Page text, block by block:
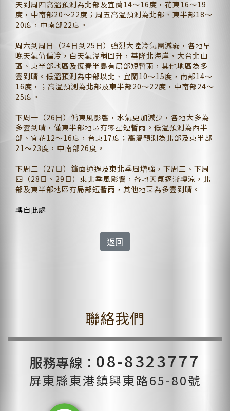
天到周四高溫預測為北部及宜蘭14～16度，花東16～19
度，中南部20～22度；周五高溫預測為北部、東半部18～
20度，中南部22度。
周六到周日（24日到25日）強烈大陸冷氣團減弱，各地早
晚天氣仍偏冷，白天氣溫稍回升，基隆北海岸、大台北山
區、東半部地區及恆春半島有局部短暫雨，其他地區為多
雲到晴。低溫預測為中部以北、宜蘭10～15度，南部14～
16度，；高溫預測為北部及東半部20～22度，中南部24～
25度。
下周一（26日）偏東風影響，水氣更加減少，各地大多為
多雲到晴，僅東半部地區有零星短暫雨。低溫預測為西半
部、宜花12～16度，台東17度；高溫預測為北部及東半部
21～23度，中南部26度。
下周二（27日）鋒面通過及東北季風增強，下周三、下周
四（28日、29日）東北季風影響，各地天氣逐漸轉涼，北
部及東半部地區有局部短暫雨，其他地區為多雲到晴。
轉自此處
返回
聯絡我們
服務專線： 08-8323777
屏東縣東港鎮興東路65-80號